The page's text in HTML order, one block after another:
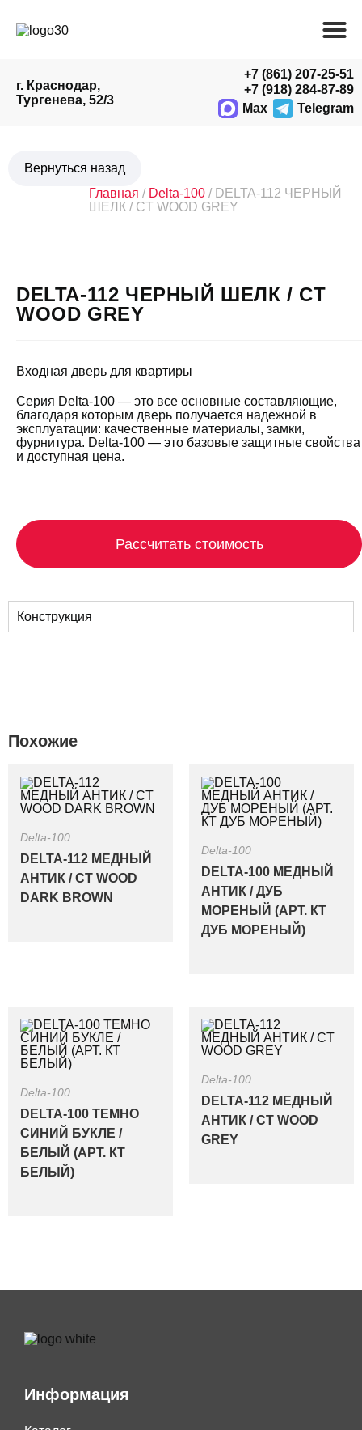
г. Краснодар,
Тургенева, 52/3
+7 (861) 207-25-51
+7 (918) 284-87-89
Max
Telegram
Главная / Delta-100 / DELTA-112 ЧЕРНЫЙ
ШЕЛК / CT WOOD GREY
DELTA-112 ЧЕРНЫЙ ШЕЛК / CT
WOOD GREY
Входная дверь для квартиры
Серия Delta-100 — это все основные составляющие,
благодаря которым дверь получается надежной в
эксплуатации: качественные материалы, замки,
фурнитура. Delta-100 — это базовые защитные свойства
и доступная цена.
Рассчитать стоимость
Конструкция
Похожие
Delta-100
DELTA-112 МЕДНЫЙ
АНТИК / CT WOOD
DARK BROWN
Delta-100
DELTA-100 МЕДНЫЙ
АНТИК / ДУБ
МОРЕНЫЙ (АРТ. КТ
ДУБ МОРЕНЫЙ)
Delta-100
DELTA-100 ТЕМНО
СИНИЙ БУКЛЕ /
БЕЛЫЙ (АРТ. КТ
БЕЛЫЙ)
Delta-100
DELTA-112 МЕДНЫЙ
АНТИК / CT WOOD
GREY
Информация